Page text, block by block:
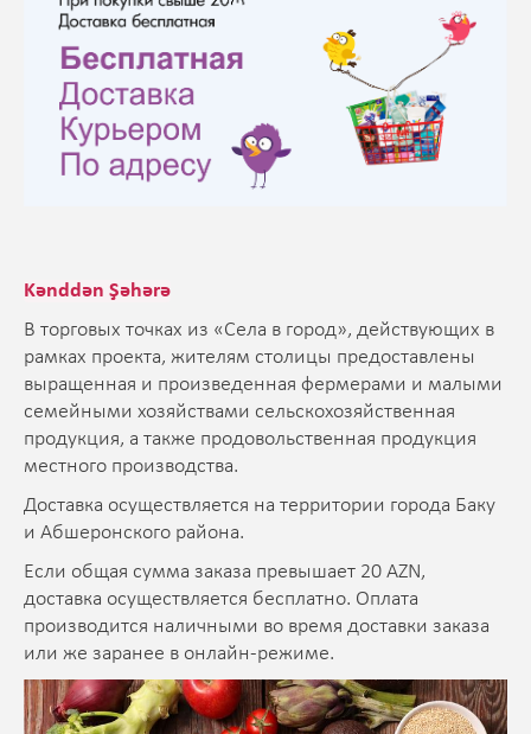
Kənddən Şəhərə
В торговых точках из «Села в город», действующих в
рамках проекта, жителям столицы предоставлены
выращенная и произведенная фермерами и малыми
семейными хозяйствами сельскохозяйственная
продукция, а также продовольственная продукция
местного производства.
Доставка осуществляется на территории города Баку
и Абшеронского района.
Если общая сумма заказа превышает 20 AZN,
доставка осуществляется бесплатно. Оплата
производится наличными во время доставки заказа
или же заранее в онлайн-режиме.